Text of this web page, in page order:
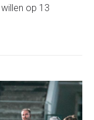
op 13